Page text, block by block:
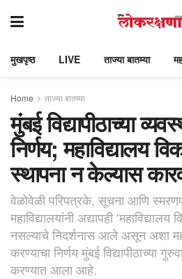
मुखपृष्ठ LIVE ताज्या बातम्या
Home ताज्या बातम्या
मुंबई विद्यापीठाच्या
निर्णय; महाविद्यालय
स्थापना न केल्यास
वेळोवेळी परिपत्रके, सूचना आणि
महाविद्यालयांनी अद्यापही
नसल्याचे निदर्शनास आले असून अशा
करण्याचा निर्णय मुंबई विद्यापीठाच्या
करण्यात आला आहे.